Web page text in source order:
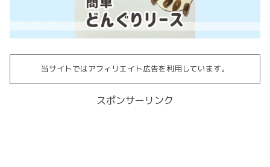
当サイトではアフィリエイト広告を利用しています。
スポンサーリンク